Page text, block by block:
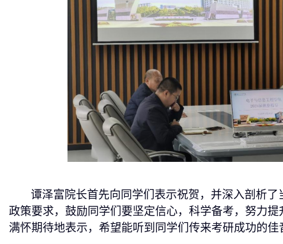
谭泽富院长首先向同学们表示祝贺， 并深入剖析了
政策要求， 鼓励同学们要坚定信心，科学备考，努力
满怀期待地表示，希望能听到同学们传来考研成功的佳